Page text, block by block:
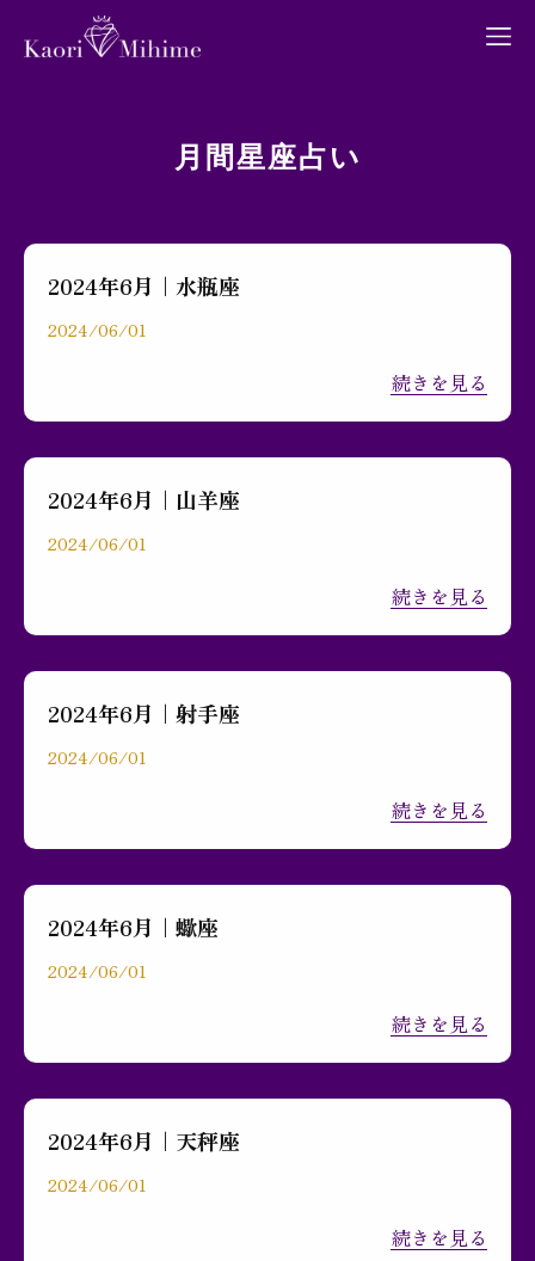
月間星座占い
2024年6月｜水瓶座
2024/06/01
続きを見る
2024年6月｜山羊座
2024/06/01
続きを見る
2024年6月｜射手座
2024/06/01
続きを見る
2024年6月｜蠍座
2024/06/01
続きを見る
2024年6月｜天秤座
2024/06/01
続きを見る
プロフィール
月間占い
ブログ